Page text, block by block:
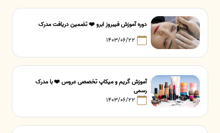
دوره آموزش فیبروز ابرو ❤️ تضمین دریافت مدرک
۱۴۰۳/۰۶/۲۲
آموزش گریم و میکاپ تخصصی عروس ❤️ با مدرک
رسمی
۱۴۰۳/۰۶/۲۲